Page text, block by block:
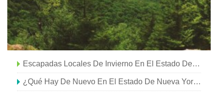
Escapadas Locales De Invierno En El Estado De Nueva York
¿Qué Hay De Nuevo En El Estado De Nueva York?